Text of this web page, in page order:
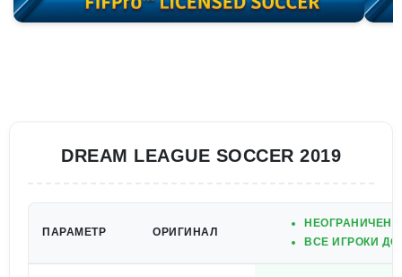
DREAM LEAGUE SOCCER 2019
ПАРАМЕТР ОРИГИНАЛ
ВСЕ ИГРОКИ